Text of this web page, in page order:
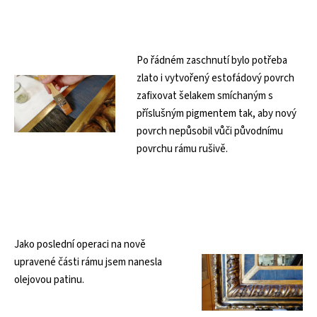
Po řádném zaschnutí bylo potřeba
zlato i vytvořený estofádový povrch
zafixovat šelakem smíchaným s
příslušným pigmentem tak, aby nový
povrch nepůsobil vůči původnímu
povrchu rámu rušivě.
Jako poslední operaci na nově
upravené části rámu jsem nanesla
olejovou patinu.